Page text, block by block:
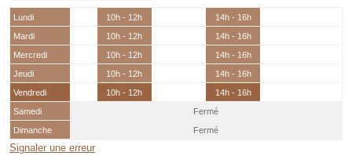
Lundi 10h - 12h
14h - 16h
Mardi
10h - 12h
14h - 16h
Mercredi
10h - 12h
14h - 16h
Jeudi
10h - 12h
14h - 16h
Vendredi
10h - 12h
14h - 16h
Samedi
Fermé
Dimanche
Fermé
Signaler une erreur